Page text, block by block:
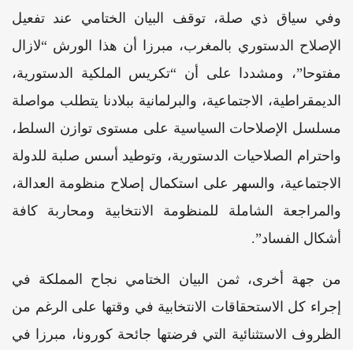
وفي سياق ذي صلة، توقف البيان الختامي عند تفعيل
الإصلاح الدستوري بالمغرب، مبرزا أن هذا الورش “لازال
مفتوحا”، ومشددا على أن “تكريس الملكية الدستورية،
الديمقراطية، الاجتماعية، والبرلمانية ببلادنا يتطلب مواصلة
مسلسل الإصلاحات السياسية على مستوى توازن السلط،
واحترام الصلاحيات الدستورية، وتوطيد أسس صلبة للدولة
الاجتماعية، والسهر على استكمال إصلاح منظومة العدالة،
والمراجعة الشاملة للمنظومة الانتخابية ومحاربة كافة
أشكال الفساد”.
من جهة أخرى، ثمن البيان الختامي نجاح المملكة في
إجراء كل الاستحقاقات الانتخابية في وقتها على الرغم من
الظروف الاستثنائية التي فرضتها جائحة كورونا، مبرزا في